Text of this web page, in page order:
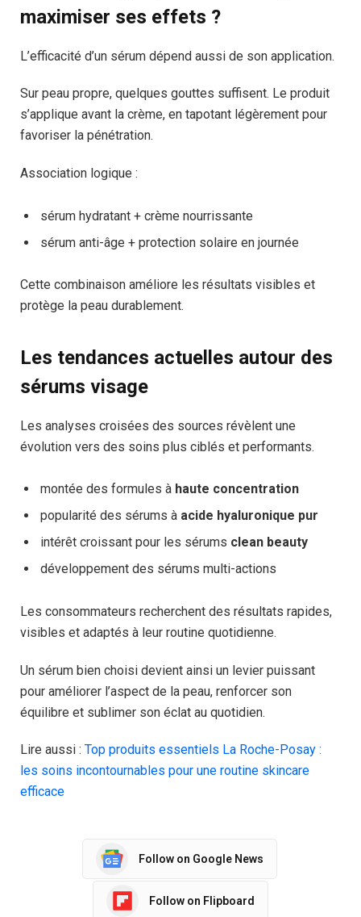
maximiser ses effets ?
L’efficacité d’un sérum dépend aussi de son application.
Sur peau propre, quelques gouttes suffisent. Le produit
s’applique avant la crème, en tapotant légèrement pour
favoriser la pénétration.
Association logique :
sérum hydratant + crème nourrissante
sérum anti-âge + protection solaire en journée
Cette combinaison améliore les résultats visibles et
protège la peau durablement.
Les tendances actuelles autour des
sérums visage
Les analyses croisées des sources révèlent une
évolution vers des soins plus ciblés et performants.
montée des formules à haute concentration
popularité des sérums à acide hyaluronique pur
intérêt croissant pour les sérums clean beauty
développement des sérums multi-actions
Les consommateurs recherchent des résultats rapides,
visibles et adaptés à leur routine quotidienne.
Un sérum bien choisi devient ainsi un levier puissant
pour améliorer l’aspect de la peau, renforcer son
équilibre et sublimer son éclat au quotidien.
Lire aussi : Top produits essentiels La Roche-Posay :
les soins incontournables pour une routine skincare
efficace
Follow on Google News
Follow on Flipboard